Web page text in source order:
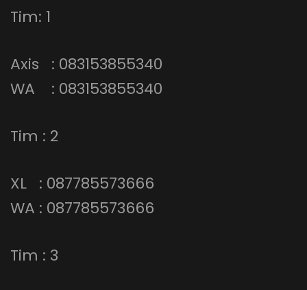
Tim: 1
Axis : 083153855340
WA : 083153855340
Tim : 2
XL : 087785573666
WA : 087785573666
Tim : 3